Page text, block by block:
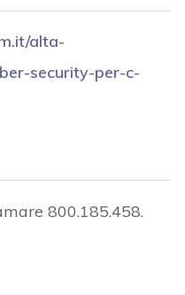
alta-
security-per-c-
800.185.458.